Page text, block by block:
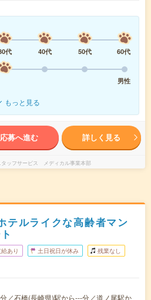
代 40代 50代
60代
男性
もっと見る
応募へ進む 詳しく見る
タッフサービス メディカル事業本部
テルライクな高齢者マン
あり 土日祝日が休み 残業なし
／石橋(長崎県)駅から---分／道ノ尾駅か